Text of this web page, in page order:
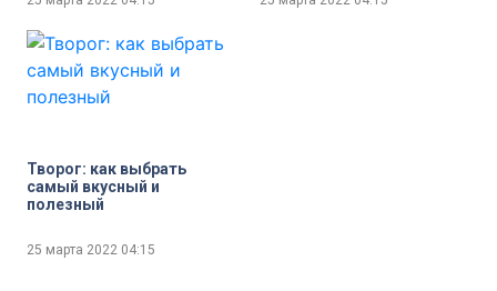
театра, заслуженным
Творог: как выбрать
самый вкусный и
полезный
25 марта 2022 04:15